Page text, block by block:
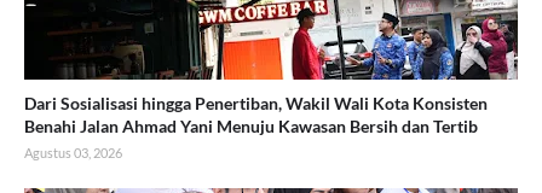
Dari Sosialisasi hingga Penertiban, Wakil Wali Kota Konsisten
Benahi Jalan Ahmad Yani Menuju Kawasan Bersih dan Tertib
Agustus 03, 2026